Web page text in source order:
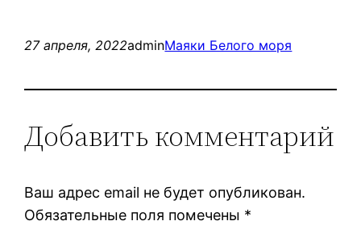
27 апреля, 2022adminМаяки Белого моря
Добавить комментарий
Ваш адрес email не будет опубликован.
Обязательные поля помечены *